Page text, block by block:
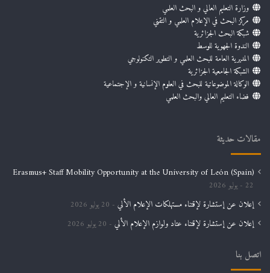
وزارة التعليم العالي و البحث العلمي
مركز البحث في الإعلام العلمي و التقني
شبكة البحث الجزائرية
الندوة الجهوية للوسط
المديرية العامة للبحث العلمي و التطوير التكنولوجي
الشبكة الجامعية الجزائرية
الوكالة الموضوعاتية للبحث في العلوم الإنسانية و الإجتماعية
فضاء التعليم العالي والبحث العلمي
مقالات حديثة
Erasmus+ Staff Mobility Opportunity at the University of León (Spain)
22 يوليو 2026
إعلان عن إستشارة لإقتناء مستهلكات الإعلام الألي 20 يوليو 2026
إعلان عن إستشارة لإقتناء عتاد ولوازم الإعلام الألي 20 يوليو 2026
اتصل بنا